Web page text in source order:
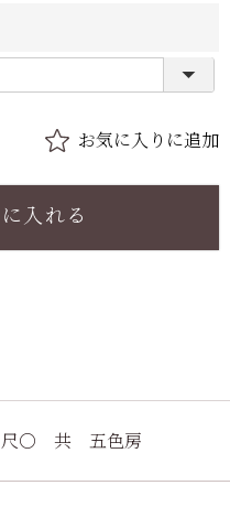
入れる
〇 共 五色房